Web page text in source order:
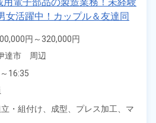
活躍中！カップル＆友達同
無料＆備品付きワンルーム寮
社員食堂利用OK！《福島県
円～320,000円
円～1,350円
達市　周辺
16:35
04:20
17:05
・組付け、 成型、 プレス加工、 マ